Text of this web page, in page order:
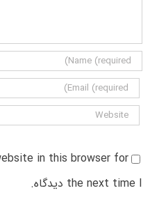
in this browser for
the next time I دیدگاه.